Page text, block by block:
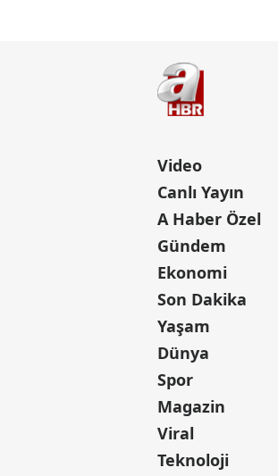
Video
Canlı Yayın
A Haber Özel
Gündem
Ekonomi
Son Dakika
Yaşam
Dünya
Spor
Magazin
Viral
Teknoloji